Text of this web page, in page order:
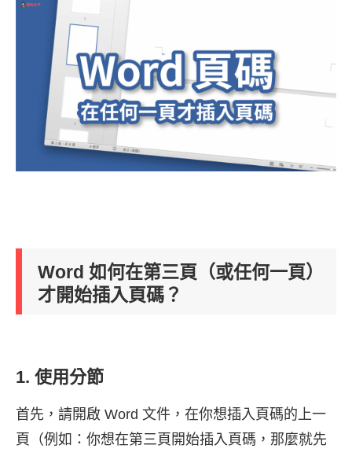
Word 如何在第三頁（或任何一頁）
才開始插入頁碼？
1. 使用分節
首先，請開啟 Word 文件，在你想插入頁碼的上一
頁（例如：你想在第三頁開始插入頁碼，那麼就先